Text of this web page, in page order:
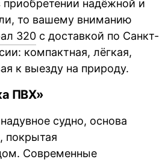
приобретении надёжной и
то вашему вниманию
320 с доставкой по Санкт-
компактная, лёгкая,
к выезду на природу.
ПВХ»
судно, основа
покрытая
Современные